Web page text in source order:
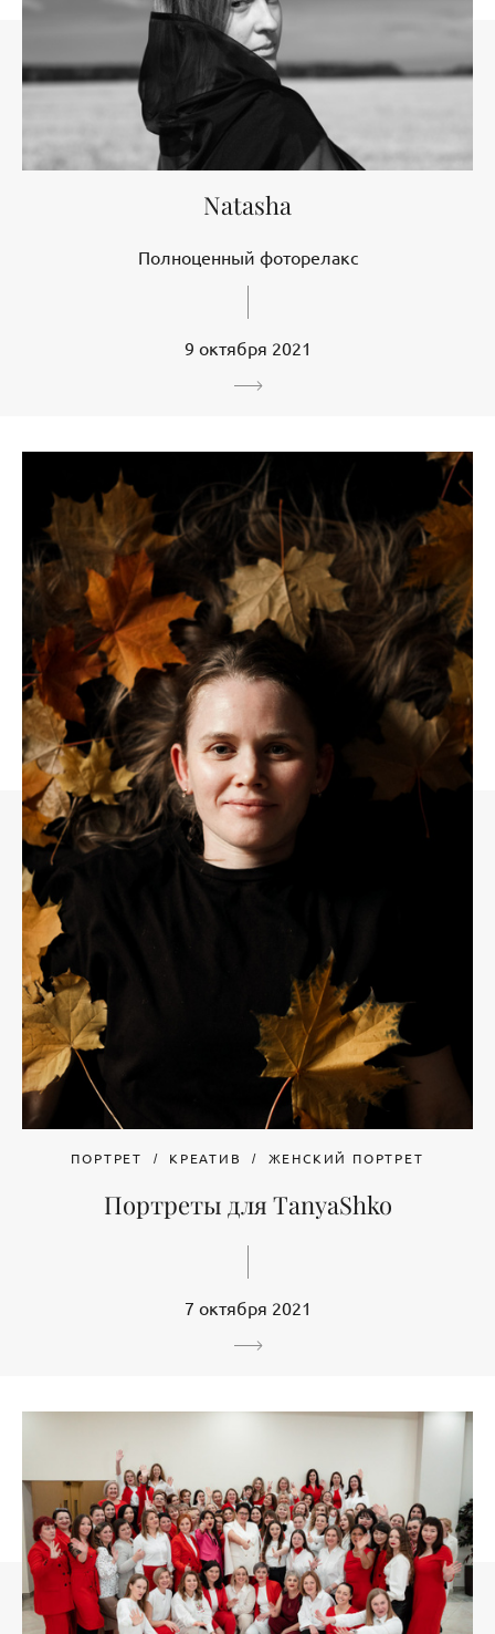
Natasha
Полноценный фоторелакс
9 октября 2021
ПОРТРЕТ КРЕАТИВ ЖЕНСКИЙ ПОРТРЕТ
Портреты для TanyaShko
7 октября 2021